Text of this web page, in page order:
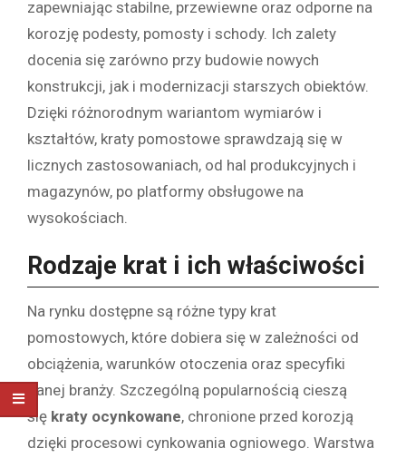
zapewniając stabilne, przewiewne oraz odporne na
korozję podesty, pomosty i schody. Ich zalety
docenia się zarówno przy budowie nowych
konstrukcji, jak i modernizacji starszych obiektów.
Dzięki różnorodnym wariantom wymiarów i
kształtów, kraty pomostowe sprawdzają się w
licznych zastosowaniach, od hal produkcyjnych i
magazynów, po platformy obsługowe na
wysokościach.
Rodzaje krat i ich właściwości
Na rynku dostępne są różne typy krat
pomostowych, które dobiera się w zależności od
obciążenia, warunków otoczenia oraz specyfiki
danej branży. Szczególną popularnością cieszą
się kraty ocynkowane, chronione przed korozją
dzięki procesowi cynkowania ogniowego. Warstwa